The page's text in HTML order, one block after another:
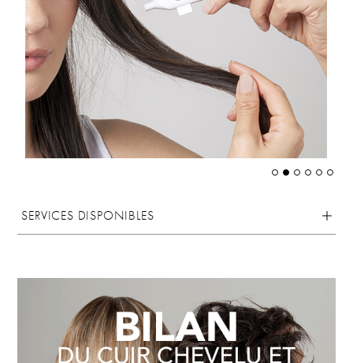
SERVICES DISPONIBLES